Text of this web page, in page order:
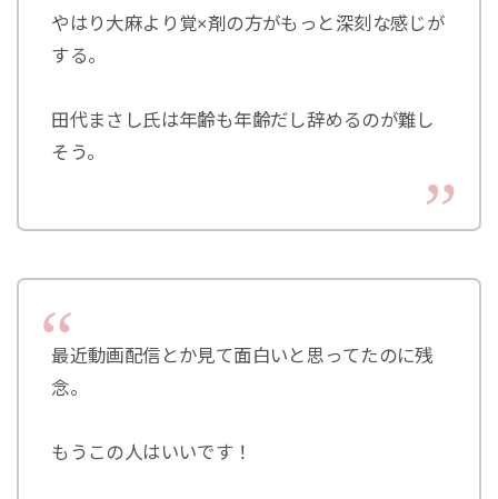
やはり大麻より覚×剤の方がもっと深刻な感じが
する。
田代まさし氏は年齢も年齢だし辞めるのが難し
そう。
最近動画配信とか見て面白いと思ってたのに残
念。
もうこの人はいいです！